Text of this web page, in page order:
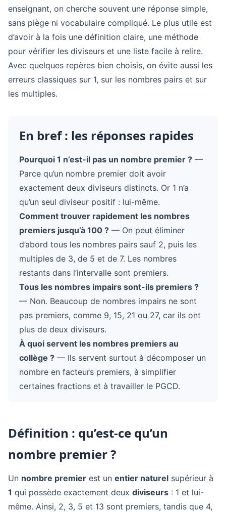
enseignant, on cherche souvent une réponse simple,
sans piège ni vocabulaire compliqué. Le plus utile est
d’avoir à la fois une définition claire, une méthode
pour vérifier les diviseurs et une liste facile à relire.
Avec quelques repères bien choisis, on évite aussi les
erreurs classiques sur 1, sur les nombres pairs et sur
les multiples.
En bref : les réponses rapides
Pourquoi 1 n’est-il pas un nombre premier ? —
Parce qu’un nombre premier doit avoir
exactement deux diviseurs distincts. Or 1 n’a
qu’un seul diviseur positif : lui-même.
Comment trouver rapidement les nombres
premiers jusqu’à 100 ? — On peut éliminer
d’abord tous les nombres pairs sauf 2, puis les
multiples de 3, de 5 et de 7. Les nombres
restants dans l’intervalle sont premiers.
Tous les nombres impairs sont-ils premiers ?
— Non. Beaucoup de nombres impairs ne sont
pas premiers, comme 9, 15, 21 ou 27, car ils ont
plus de deux diviseurs.
À quoi servent les nombres premiers au
collège ? — Ils servent surtout à décomposer un
nombre en facteurs premiers, à simplifier
certaines fractions et à travailler le PGCD.
Définition : qu’est-ce qu’un
nombre premier ?
Un nombre premier est un entier naturel supérieur à
1 qui possède exactement deux diviseurs : 1 et lui-
même. Ainsi, 2, 3, 5 et 13 sont premiers, tandis que 4,